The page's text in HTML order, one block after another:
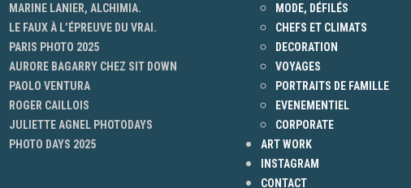
MARINE LANIER, ALCHIMIA.
LE FAUX À L’ÉPREUVE DU VRAI.
PARIS PHOTO 2025
AURORE BAGARRY CHEZ SIT DOWN
PAOLO VENTURA
ROGER CAILLOIS
JULIETTE AGNEL PHOTODAYS
PHOTO DAYS 2025
MODE, DÉFILÉS
CHEFS ET CLIMATS
DECORATION
VOYAGES
PORTRAITS DE FAMILLE
EVENEMENTIEL
CORPORATE
ART WORK
INSTAGRAM
CONTACT